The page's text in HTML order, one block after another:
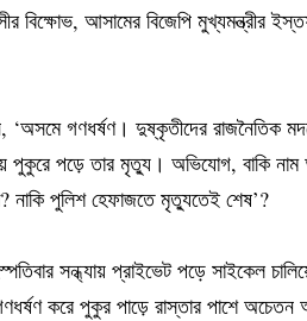
বিক্ষোভ, আসামের বিজেপি মুখ্যমন্ত্রীর
গণধর্ষণ। দুষ্কৃতীদের রাজনৈতিক
পুকুরে পড়ে তার মৃত্যু। অভিযোগ, বাকি নাম
নাকি পুলিশ হেফাজতে মৃত্যুতেই শেষ’?
সন্ধ্যায় প্রাইভেট পড়ে সাইকেল
করে পুকুর পাড়ে রাস্তার পাশে অচেতন